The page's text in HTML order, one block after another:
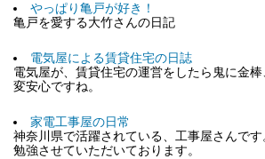
やっぱり亀戸が好き！
亀戸を愛する大竹さんの日記
電気屋による賃貸住宅の日誌
電気屋が、賃貸住宅の運営をしたら鬼に金
変安心ですね。
家電工事屋の日常
神奈川県で活躍されている、工事屋さんで
勉強させていただいております。